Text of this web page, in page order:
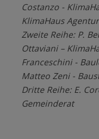
Costanzo -
KlimaHaus Agentur
Zweite Reihe: P.
Ottaviani –
Franceschini -
Matteo Zeni -
Dritte Reihe: E.
Gemeinderat